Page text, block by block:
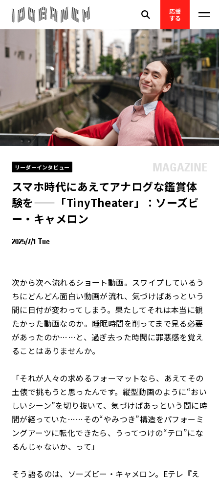
応援
する
リーダーインタビュー
スマホ時代にあえてアナログな鑑賞体
験を——「TinyTheater」：ソーズビ
ー・キャメロン
2025/7/1 Tue
次から次へ流れるショート動画。スワイプしているう
ちにどんどん面白い動画が流れ、気づけばあっという
間に日付が変わってしまう。果たしてそれは本当に観
たかった動画なのか。睡眠時間を削ってまで見る必要
があったのか……と、過ぎ去った時間に罪悪感を覚え
ることはありませんか。
「それが人々の求めるフォーマットなら、あえてその
土俵で挑もうと思ったんです。縦型動画のように“おい
しいシーン”を切り抜いて、気づけばあっという間に時
間が経っていた……その“やみつき”構造をパフォーミ
ングアーツに転化できたら、うってつけの“テロ”にな
るんじゃないか、って」
そう語るのは、ソーズビー・キャメロン。Eテレ『え